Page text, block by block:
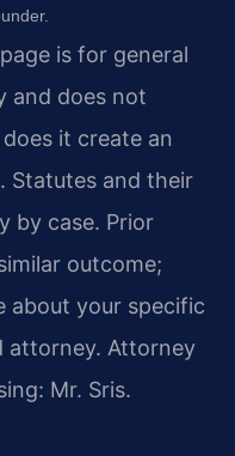
is for general
and does not
it create an
Statutes and their
by case. Prior
outcome;
about your specific
attorney. Attorney
Mr. Sris.